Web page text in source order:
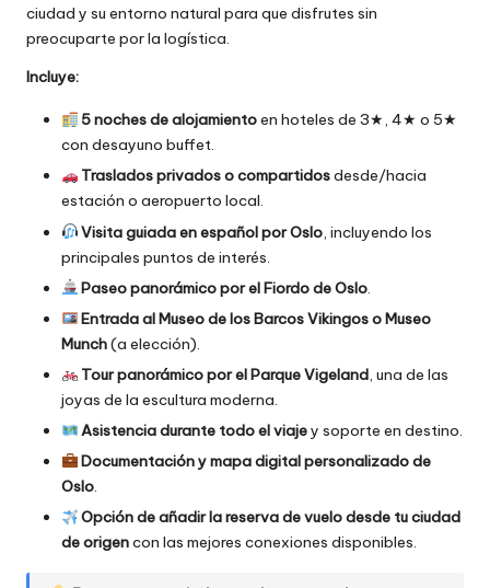
ciudad y su entorno natural para que disfrutes sin
preocuparte por la logística.
Incluye:
5 noches de alojamientoen hoteles de 3★, 4★ o 5★
con desayuno buffet.
Traslados privados o compartidosdesde/hacia
estación o aeropuerto local.
Visita guiada en español por Oslo , incluyendo los
principales puntos de interés.
Paseo panorámico por el Fiordo de Oslo.
Entrada al Museo de los Barcos Vikingos o Museo
Munch(a elección).
Tour panorámico por el Parque Vigeland, una de las
joyas de la escultura moderna.
Asistencia durante todo el viajey soporte en destino.
Documentación y mapa digital personalizado de
Oslo.
Opción de añadir la reserva de vuelo desde tu ciudad
de origencon las mejores conexiones disponibles.